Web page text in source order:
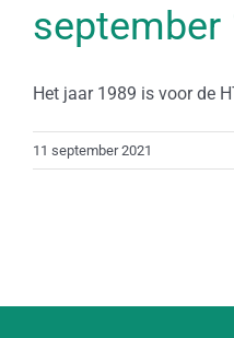
september
Het jaar 1989 is voor de
11 september 2021